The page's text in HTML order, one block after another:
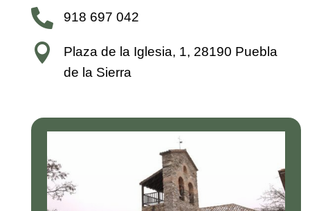
 918 697 042

Plaza de la Iglesia, 1, 28190 Puebla
de la Sierra